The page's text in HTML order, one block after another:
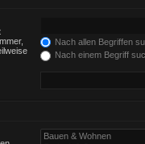
Nach allen Begriffen
Nach einem Begriff